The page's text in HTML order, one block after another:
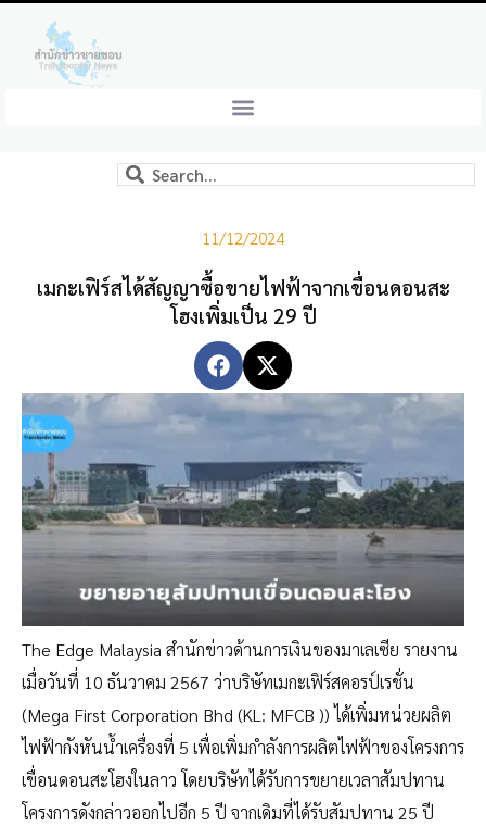
11/12/2024
เมกะเฟิร์สได้สัญญาซื้อขายไฟฟ้าจากเขื่อนดอนสะ
โฮงเพิ่มเป็น 29 ปี
The Edge Malaysia สำนักข่าวด้านการเงินของมาเลเซีย รายงาน
เมื่อวันที่ 10 ธันวาคม 2567 ว่าบริษัทเมกะเฟิร์สคอรป์เรชั่น
(Mega First Corporation Bhd (KL: MFCB )) ได้เพิ่มหน่วยผลิต
ไฟฟ้ากังหันน้ำเครื่องที่ 5 เพื่อเพิ่มกำลังการผลิตไฟฟ้าของโครงการ
เขื่อนดอนสะโฮงในลาว โดยบริษัทได้รับการขยายเวลาสัมปทาน
โครงการดังกล่าวออกไปอีก 5 ปี จากเดิมที่ได้รับสัมปทาน 25 ปี